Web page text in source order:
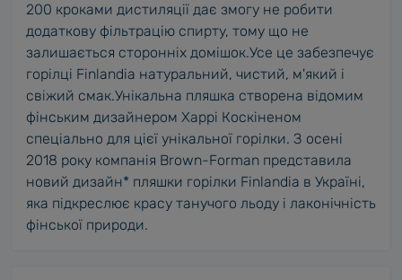
200 кроками дистиляції дає змогу не робити
додаткову фільтрацію спирту, тому що не
залишається сторонніх домішок.Усе це забезпечує
горілці Finlandia натуральний, чистий, м'який і
свіжий смак.Унікальна пляшка створена відомим
фінським дизайнером Харрі Коскіненом
спеціально для цієї унікальної горілки. З осені
2018 року компанія Brown-Forman представила
новий дизайн* пляшки горілки Finlandia в Україні,
яка підкреслює красу танучого льоду і лаконічність
фінської природи.